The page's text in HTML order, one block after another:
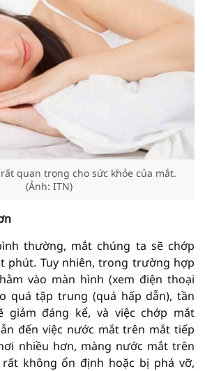
quan trọng cho sức khỏe của mắt.
(Ảnh: ITN)
thường, mắt chúng ta sẽ chớp
phút. Tuy nhiên, trong trường hợp
vào màn hình (xem điện thoại
quá tập trung (quá hấp dẫn), tần
giảm đáng kể, và việc chớp mắt
đến việc nước mắt trên mắt tiếp
nhiều hơn, màng nước mắt trên
không ổn định hoặc bị phá vỡ,